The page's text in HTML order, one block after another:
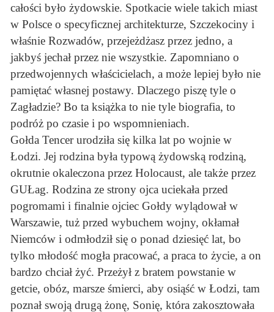
całości było żydowskie. Spotkacie wiele takich miast
w Polsce o specyficznej architekturze, Szczekociny i
właśnie Rozwadów, przejeżdżasz przez jedno, a
jakbyś jechał przez nie wszystkie. Zapomniano o
przedwojennych właścicielach, a może lepiej było nie
pamiętać własnej postawy. Dlaczego piszę tyle o
Zagładzie? Bo ta książka to nie tyle biografia, to
podróż po czasie i po wspomnieniach.
Gołda Tencer urodziła się kilka lat po wojnie w
Łodzi. Jej rodzina była typową żydowską rodziną,
okrutnie okaleczona przez Holocaust, ale także przez
GUŁag. Rodzina ze strony ojca uciekała przed
pogromami i finalnie ojciec Gołdy wylądował w
Warszawie, tuż przed wybuchem wojny, okłamał
Niemców i odmłodził się o ponad dziesięć lat, bo
tylko młodość mogła pracować, a praca to życie, a on
bardzo chciał żyć. Przeżył z bratem powstanie w
getcie, obóz, marsze śmierci, aby osiąść w Łodzi, tam
poznał swoją drugą żonę, Sonię, która zakosztowała